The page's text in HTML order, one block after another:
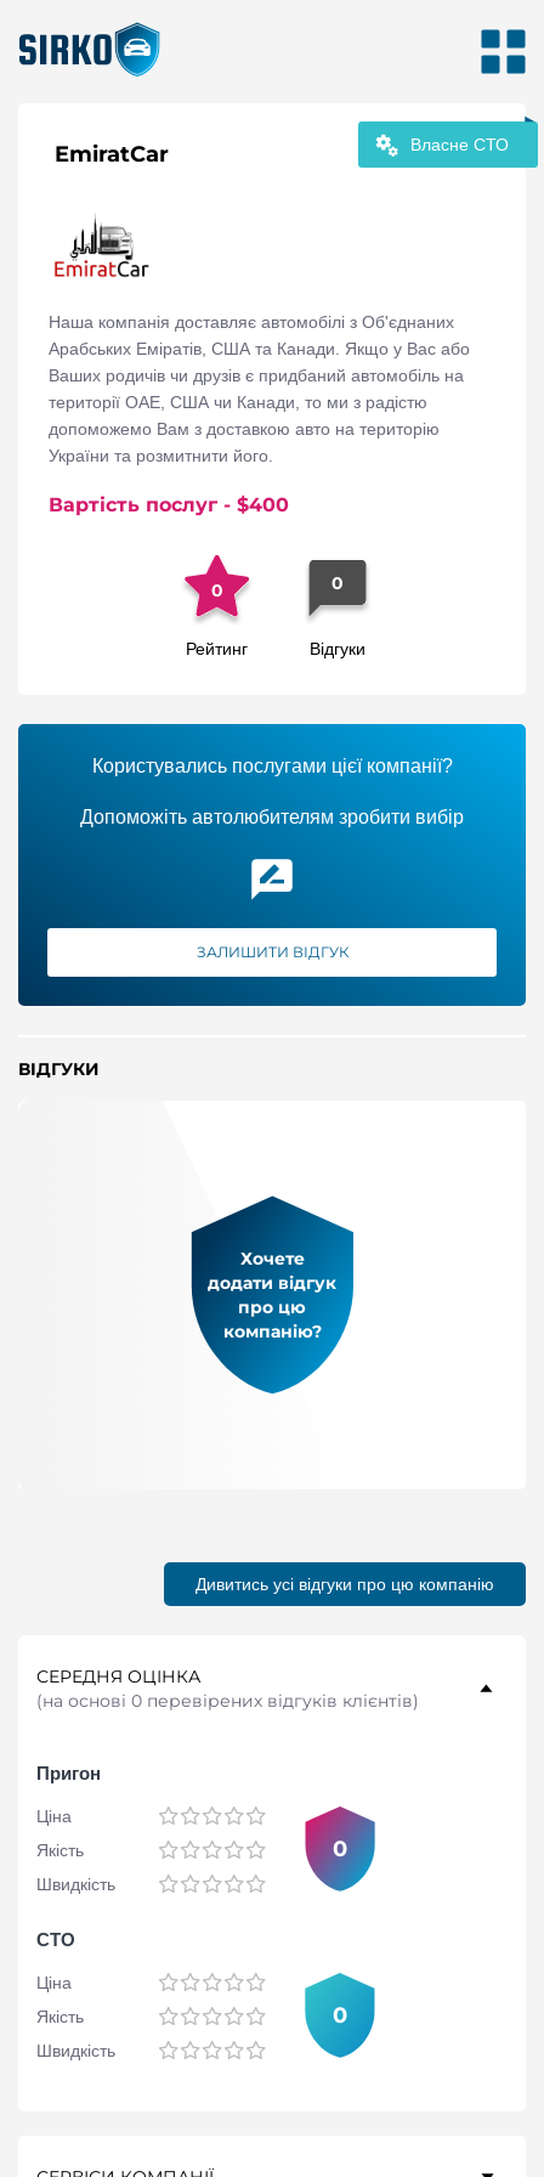
Власне СТО
EmiratCar
Наша компанія доставляє автомобілі з Об'єднаних
Арабських Еміратів, США та Канади. Якщо у Вас або
Ваших родичів чи друзів є придбаний автомобіль на
території ОАЕ, США чи Канади, то ми з радістю
допоможемо Вам з доставкою авто на територію
України та розмитнити його.
Вартість послуг - $400
0
Рейтинг
0
Відгуки
Користувались послугами цієї компанії?
Допоможіть автолюбителям зробити вибір
ЗАЛИШИТИ ВІДГУК
ВІДГУКИ
Хочете
додати відгук
про цю
компанію?
Дивитись усі відгуки про цю компанію
СЕРЕДНЯ ОЦІНКА
(на основі 0 перевірених відгуків клієнтів)
Пригон
Ціна
Якість
Швидкість
0
СТО
Ціна
Якість
Швидкість
0